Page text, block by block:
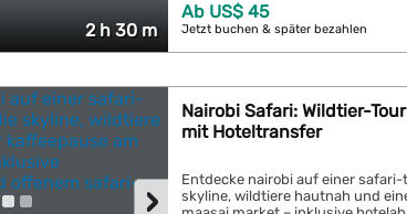
2 h 30 m
Ab US$ 45
Jetzt buchen & später bezahlen
›
Nairobi Safari: Wildtier-
mit Hoteltransfer
Entdecke nairobi auf einer
skyline, wildtiere hautnah und